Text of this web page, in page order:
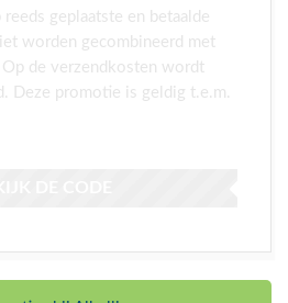
geplaatste en betaalde
worden gecombineerd met
Op de verzendkosten wordt
Deze promotie is geldig t.e.m.